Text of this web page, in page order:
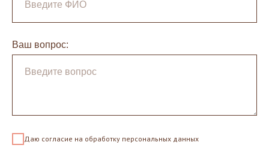
Ваш вопрос:
Даю согласие на обработку персональных данных